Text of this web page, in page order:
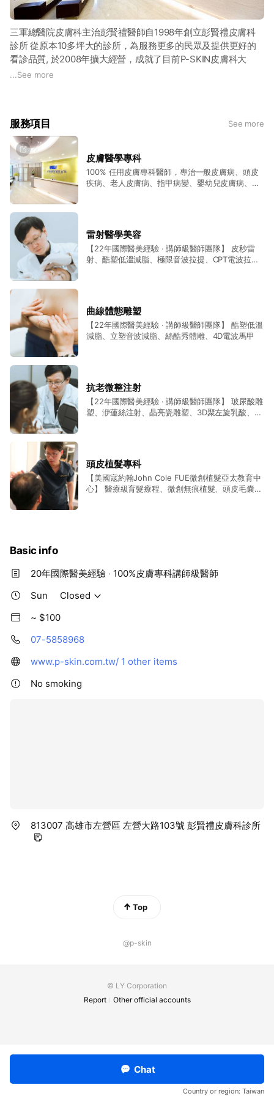
三軍總醫院皮膚科主治彭賢禮醫師自1998年創立彭賢禮皮膚科
診所 從原本10多坪大的診所，為服務更多的民眾及提供更好的
看診品質, 於2008年擴大經營，成就了目前P-SKIN皮膚科大
樓。 2017年在美術特區成立了第一間分院國際皮膚科診所 彭賢
外，亦培育一群學識經歷豐富的美容師、護理師與藥師，並隨時
提供病患醫學中心級的專業醫療品質及完整的資訊。 我們希望
整合皮膚科相關醫療資源、同時不斷進行專科醫師養成訓練，並
結合個人皮膚管理概念的全方位美容醫學中心，迅速與國際最新
的美容醫學科技接軌，並將我們的醫療服務品質提升、發揮極
致。
...See more
服務項目 See more
皮膚醫學專科
100% 任用皮膚專科醫師，專治一般皮膚病、頭皮
疾病、老人皮膚病、指甲病變、嬰幼兒皮膚病、黴
雷射醫學美容
【22年國際醫美經驗 ‧ 講師級醫師團隊】 皮秒雷
射、酷塑低溫減脂、極限音波拉提、CPT電波拉
淨化光雷射、淨膚雷射、油切雷射、染料雷射、女
性私密美學、微波熱能止汗
曲線體態雕塑
【22年國際醫美經驗 ‧ 講師級醫師團隊】 酷塑低溫
減脂、立塑音波減脂、絲酷秀體雕、4D電波馬甲
抗老微整注射
【22年國際醫美經驗 ‧ 講師級醫師團隊】 玻尿酸雕
塑、洢蓮絲注射、晶亮瓷雕塑、3D聚左旋乳酸、倍
頭皮植髮專科
【美國寇約翰John Cole FUE微創植髮亞太教育中
心】 醫療級育髮療程、微創無痕植髮、頭皮毛囊活
Basic info
20年國際醫美經驗 ‧ 100%皮膚專科講師級醫師
Sun
Closed
~ $100
07-5858968
www.p-skin.com.tw/ 1 other items
No smoking
813007 高雄市左營區 左營大路103號 彭賢禮皮膚科診所
Top
@p-skin
© LY Corporation
Report
Other official accounts
Chat
Country or region: Taiwan